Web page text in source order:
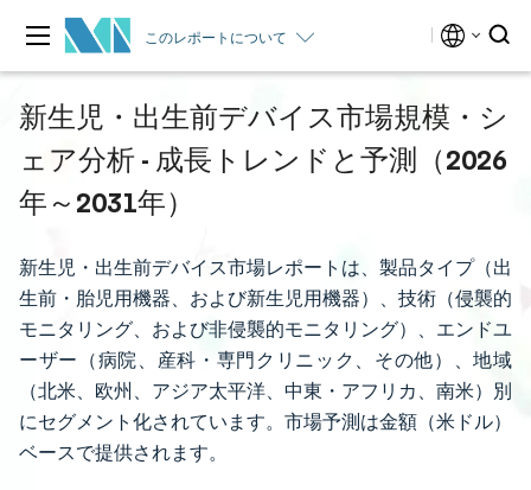
このレポートについて
新生児・出生前デバイス市場規模・シ
ェア分析 - 成長トレンドと予測（2026
年～2031年）
新生児・出生前デバイス市場レポートは、製品タイプ（出
生前・胎児用機器、および新生児用機器）、技術（侵襲的
モニタリング、および非侵襲的モニタリング）、エンドユ
ーザー（病院、産科・専門クリニック、その他）、地域
（北米、欧州、アジア太平洋、中東・アフリカ、南米）別
にセグメント化されています。市場予測は金額（米ドル）
ベースで提供されます。